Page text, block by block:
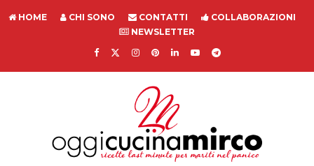
HOME CHI SONO CONTATTI
COLLABORAZIONI
NEWSLETTER